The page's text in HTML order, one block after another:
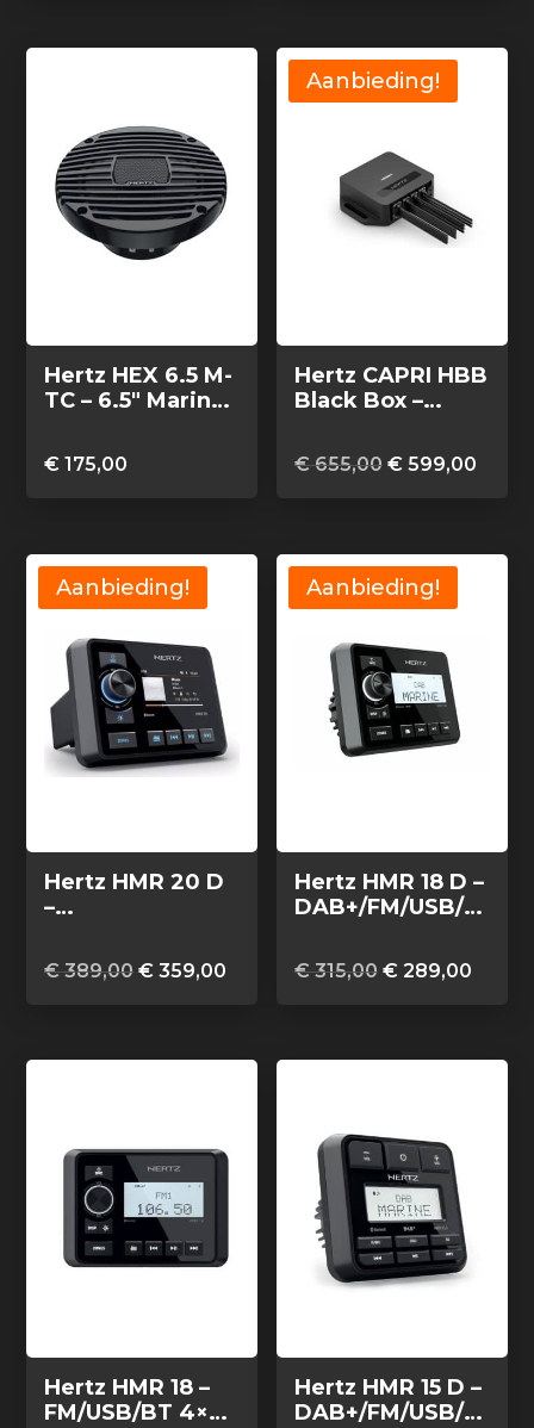
€ 255,00.€ 235,00.
Hertz HEX 6.5 M-
TC – 6.5″ Marine
zwart, set van 2
€ 175,00
Aanbieding!
Hertz CAPRI HBB
Black Box –
A2000 4×70
Watt, 4 zones
€655,00
€ 655,00.
€ 599,00
€
Aanbieding!
Hertz HMR 20 D
–
T 4×50 Watt, 2
zones
€389,00 Oorspronkelijke
€ 389,00.
€ 359,00 Huidige
€ 359,00.
Aanbieding!
Hertz HMR 18 D –
DAB+/FM/USB/B
zones
€315,00
€ 315,00.
€ 289,00
€
Hertz HMR 18 –
FM/USB/BT 4×50
Hertz HMR 15 D –
DAB+/FM/USB/B